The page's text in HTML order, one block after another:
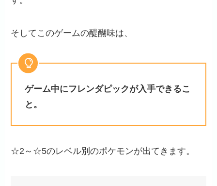
そしてこのゲームの醍醐味は、
ゲーム中にフレンダピックが入手できるこ
と。
☆2～☆5のレベル別のポケモンが出てきます。